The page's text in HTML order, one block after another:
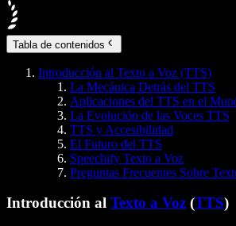
Tabla de contenidos
Introducción al Texto a Voz (TTS)
La Mecánica Detrás del TTS
Aplicaciones del TTS en el
La Evolución de las Voces TTS
TTS y Accesibilidad
El Futuro del TTS
Speechify Texto a Voz
Preguntas Frecuentes Sobre
Introducción al Texto a Voz (TTS)